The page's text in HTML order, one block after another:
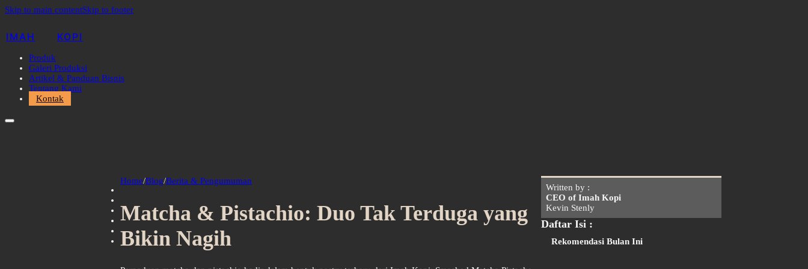
Skip to main contentSkip to footer
IMAH KOPI
Produk
Galeri Produksi
Artikel & Panduan Bisnis
Tentang Kami
Kontak
Home/Blog/Berita & Pengumuman
Matcha & Pistachio: Duo Tak Terduga yang
Bikin Nagih
Written by :
CEO of Imah Kopi
Kevin Stenly
Daftar Isi :
Rekomendasi Bulan Ini